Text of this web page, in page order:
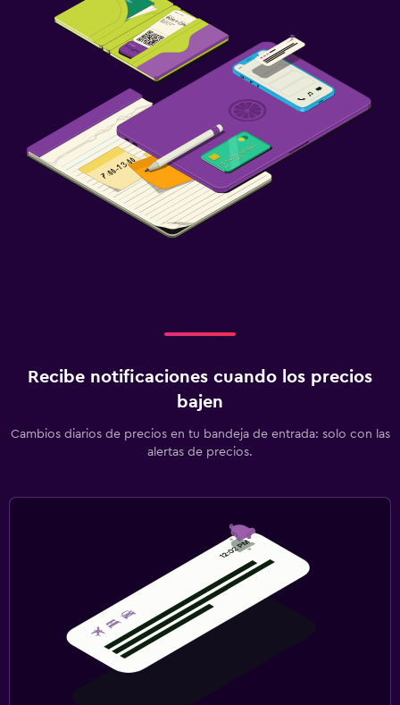
Recibe notificaciones cuando los precios
bajen
Cambios diarios de precios en tu bandeja de entrada: solo con las
alertas de precios.